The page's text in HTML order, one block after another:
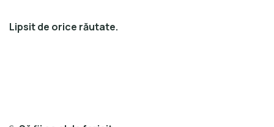
Lipsit de orice răutate.